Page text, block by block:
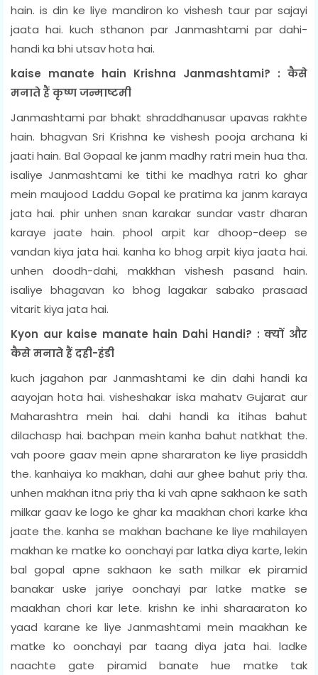
hain. is din ke liye mandiron ko vishesh taur par sajayi
jaata hai. kuch sthanon par Janmashtami par dahi-
handi ka bhi utsav hota hai.
kaise manate hain Krishna Janmashtami? : कैसे
मनाते हैं कृष्ण जन्माष्टमी
Janmashtami par bhakt shraddhanusar upavas rakhte
hain. bhagvan Sri Krishna ke vishesh pooja archana ki
jaati hain. Bal Gopaal ke janm madhy ratri mein hua tha.
isaliye Janmashtami ke tithi ke madhya ratri ko ghar
mein maujood Laddu Gopal ke pratima ka janm karaya
jata hai. phir unhen snan karakar sundar vastr dharan
karaye jaate hain. phool arpit kar dhoop-deep se
vandan kiya jata hai. kanha ko bhog arpit kiya jaata hai.
unhen doodh-dahi, makkhan vishesh pasand hain.
isaliye bhagavan ko bhog lagakar sabako prasaad
vitarit kiya jata hai.
Kyon aur kaise manate hain Dahi Handi? : क्यों और
कैसे मनाते हैं दही-हंडी
kuch jagahon par Janmashtami ke din dahi handi ka
aayojan hota hai. visheshakar iska mahatv Gujarat aur
Maharashtra mein hai. dahi handi ka itihas bahut
dilachasp hai. bachpan mein kanha bahut natkhat the.
vah poore gaav mein apne shararaton ke liye prasiddh
the. kanhaiya ko makhan, dahi aur ghee bahut priy tha.
unhen makhan itna priy tha ki vah apne sakhaon ke sath
milkar gaav ke logo ke ghar ka maakhan chori karke kha
jaate the. kanha se makhan bachane ke liye mahilayen
makhan ke matke ko oonchayi par latka diya karte, lekin
bal gopal apne sakhaon ke sath milkar ek piramid
banakar uske jariye oonchayi par latke matke se
maakhan chori kar lete. krishn ke inhi sharaaraton ko
yaad karane ke liye Janmashtami mein maakhan ke
matke ko oonchayi par taang diya jata hai. ladke
naachte gate piramid banate hue matke tak